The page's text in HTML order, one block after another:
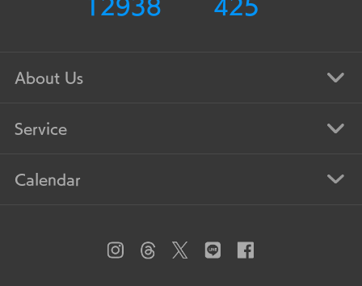
12938 425
About Us
Service
Calendar